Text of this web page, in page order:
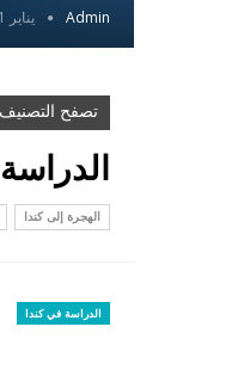
Admin يناير 31, 2021
تصفح التصنيف
الهجرة إلى كندا
الدراسة في كندا